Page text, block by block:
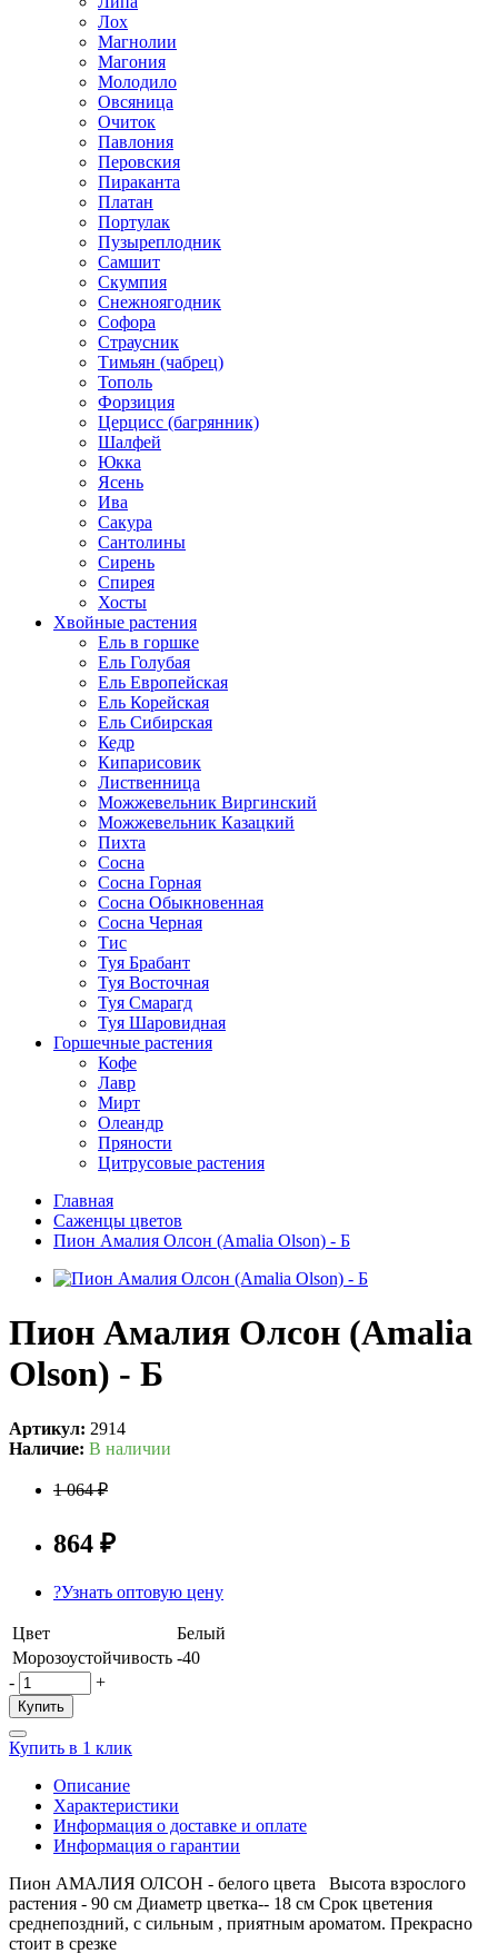
Лох
Магнолии
Магония
Молодило
Овсяница
Очиток
Павлония
Перовския
Пираканта
Платан
Портулак
Пузыреплодник
Самшит
Скумпия
Снежноягодник
Софора
Страусник
Тимьян (чабрец)
Тополь
Форзиция
Церцисс (багрянник)
Шалфей
Юкка
Ясень
Ива
Сакура
Сантолины
Сирень
Спирея
Хосты
Хвойные растения
Ель в горшке
Ель Голубая
Ель Европейская
Ель Корейская
Ель Сибирская
Кедр
Кипарисовик
Лиственница
Можжевельник Виргинский
Можжевельник Казацкий
Пихта
Сосна
Сосна Горная
Сосна Обыкновенная
Сосна Черная
Тис
Туя Брабант
Туя Восточная
Туя Смарагд
Туя Шаровидная
Горшечные растения
Кофе
Лавр
Мирт
Олеандр
Пряности
Цитрусовые растения
Главная
Саженцы цветов
Пион Амалия Олсон (Amalia Olson) - Б
Пион Амалия Олсон (Amalia
Olson) - Б
Артикул: 2914
Наличие: В наличии
1 064 ₽
864 ₽
?Узнать оптовую цену
Цвет
Белый
Морозоустойчивость -40
-
+
Купить
Купить в 1 клик
Описание
Характеристики
Информация о доставке и оплате
Информация о гарантии
Пион АМАЛИЯ ОЛСОН - белого цвета Высота взрослого
растения - 90 см Диаметр цветка-- 18 см Срок цветения
среднепоздний, с сильным , приятным ароматом. Прекрасно
стоит в срезке